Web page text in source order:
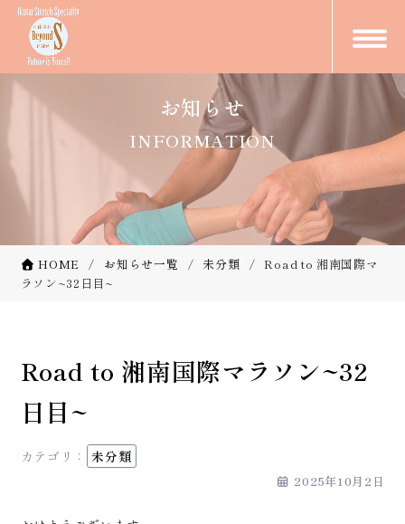
INFORMATION
お知らせ
HOME お知らせ一覧 未分類
Road to 湘南国際マ
ラソン~32日目~
Road to 湘南国際マラソン~32
日目~
カテゴリ： 未分類
2025年10月2日